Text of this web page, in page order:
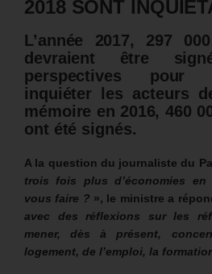
2018 SONT
L’année 2017, 297
devraient être
perspectives pour
inquiéter les acteurs
mémoire en 2016, 460
ont été signés.
A la question du journaliste du
trois fois plus d’économies en
vous faire ? », le ministre a
avec des réflexions sur les
mener, dès à présent,
logement, de l’emploi, la